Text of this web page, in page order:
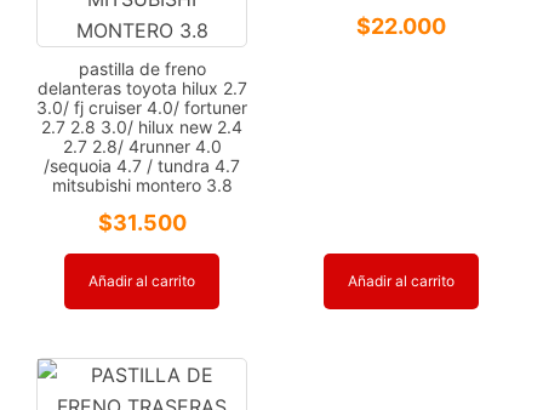
pastilla de freno
delanteras toyota hilux 2.7
3.0/ fj cruiser 4.0/ fortuner
2.7 2.8 3.0/ hilux new 2.4
2.7 2.8/ 4runner 4.0
/sequoia 4.7 / tundra 4.7
mitsubishi montero 3.8
$31.500
Añadir al carrito
$22.000
Añadir al carrito